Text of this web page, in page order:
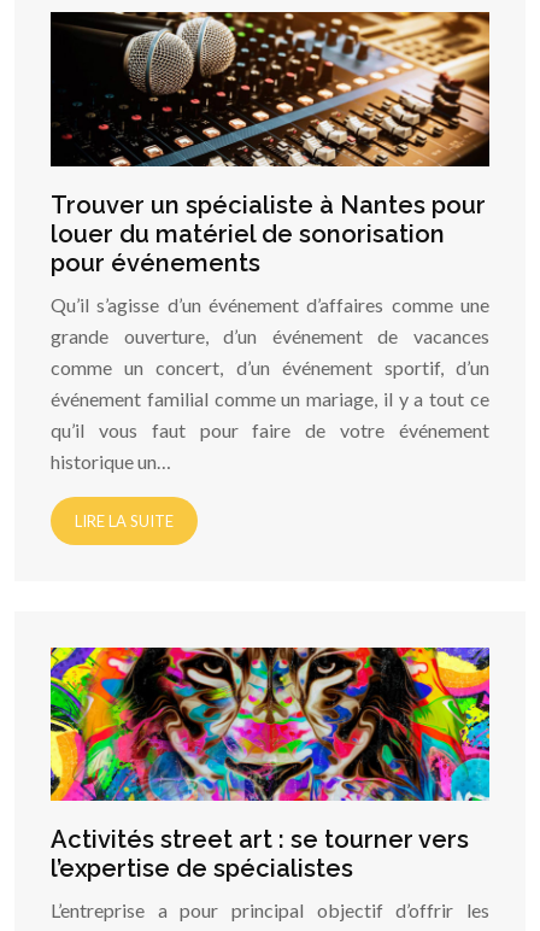
Trouver un spécialiste à Nantes pour
louer du matériel de sonorisation
pour événements
Qu’il s’agisse d’un événement d’affaires comme une
grande ouverture, d’un événement de vacances
comme un concert, d’un événement sportif, d’un
événement familial comme un mariage, il y a tout ce
qu’il vous faut pour faire de votre événement
historique un…
LIRE LA SUITE
Activités street art : se tourner vers
l’expertise de spécialistes
L’entreprise a pour principal objectif d’offrir les